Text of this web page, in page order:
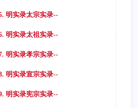
明实录太宗实录--
明实录太祖实录--
明实录孝宗实录--
明实录宣宗实录--
明实录宪宗实录--